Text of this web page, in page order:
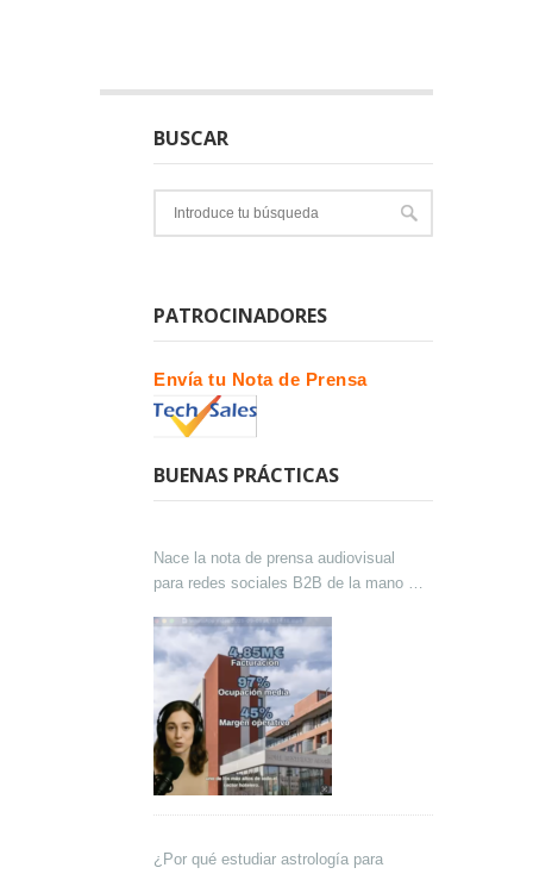
BUSCAR
PATROCINADORES
Envía tu Nota de Prensa
BUENAS PRÁCTICAS
Nace la nota de prensa audiovisual
para redes sociales B2B de la mano de
¿Por qué estudiar astrología para